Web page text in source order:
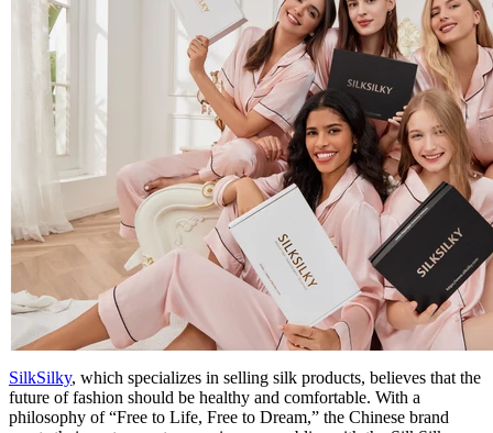
SilkSilky, which specializes in selling silk products, believes that the
future of fashion should be healthy and comfortable. With a
philosophy of “Free to Life, Free to Dream,” the Chinese brand